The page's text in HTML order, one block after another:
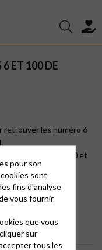
ET 100 DE
retrouver les numéro 6
paroisse en 1980 et
pour son
sont
fins d'analyse
vous fournir
que vous
sur
tous les